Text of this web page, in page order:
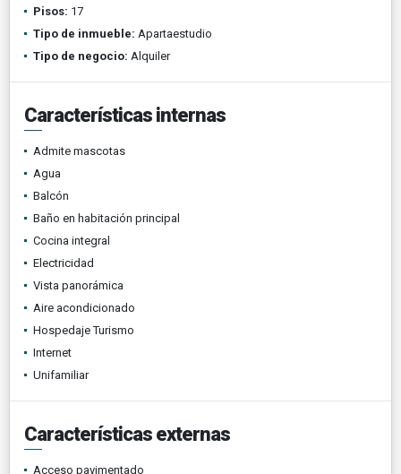
Pisos: 17
Tipo de inmueble: Apartaestudio
Tipo de negocio: Alquiler
Características internas
Admite mascotas
Agua
Balcón
Baño en habitación principal
Cocina integral
Electricidad
Vista panorámica
Aire acondicionado
Hospedaje Turismo
Internet
Unifamiliar
Características externas
Acceso pavimentado